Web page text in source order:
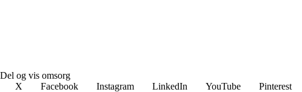
Del og vis omsorg
X
Facebook Instagram LinkedIn YouTube Pinterest